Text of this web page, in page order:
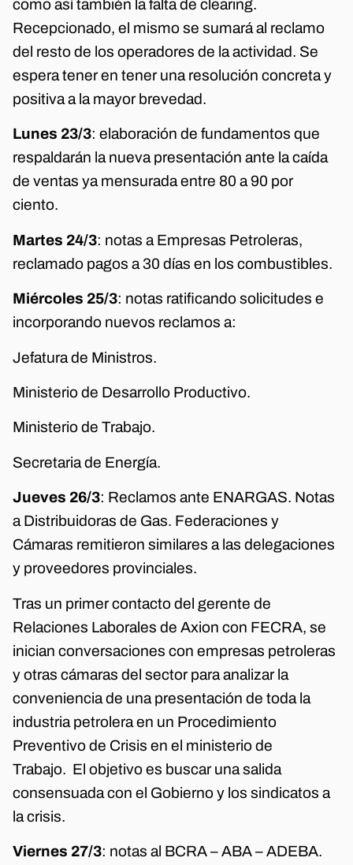
como así también la falta de clearing.
Recepcionado, el mismo se sumará al reclamo
del resto de los operadores de la actividad. Se
espera tener en tener una resolución concreta y
positiva a la mayor brevedad.
Lunes 23/3: elaboración de fundamentos que
respaldarán la nueva presentación ante la caída
de ventas ya mensurada entre 80 a 90 por
ciento.
Martes 24/3: notas a Empresas Petroleras,
reclamado pagos a 30 días en los combustibles.
Miércoles 25/3: notas ratificando solicitudes e
incorporando nuevos reclamos a:
Jefatura de Ministros.
Ministerio de Desarrollo Productivo.
Ministerio de Trabajo.
Secretaria de Energía.
Jueves 26/3: Reclamos ante ENARGAS. Notas
a Distribuidoras de Gas. Federaciones y
Cámaras remitieron similares a las delegaciones
y proveedores provinciales.
Tras un primer contacto del gerente de
Relaciones Laborales de Axion con FECRA, se
inician conversaciones con empresas petroleras
y otras cámaras del sector para analizar la
conveniencia de una presentación de toda la
industria petrolera en un Procedimiento
Preventivo de Crisis en el ministerio de
Trabajo. El objetivo es buscar una salida
consensuada con el Gobierno y los sindicatos a
la crisis.
Viernes 27/3: notas al BCRA – ABA – ADEBA.